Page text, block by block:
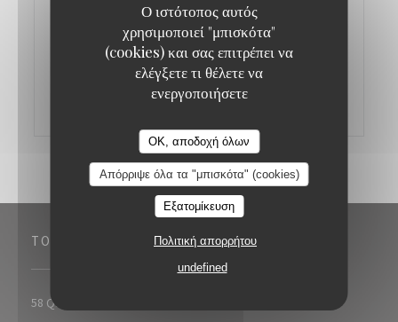
Ο ιστότοπος αυτός
χρησιμοποιεί "μπισκότα"
(cookies) και σας επιτρέπει να
ελέγξετε τι θέλετε να
ενεργοποιήσετε
OK, αποδοχή όλων
Απόρριψε όλα τα "μπισκότα" (cookies)
Εξατομίκευση
Πολιτική απορρήτου
undefined
ΤΟΠΟΘΕΣΊΑ
58 Quai Georges Gorse 92100 Boulogne Billancourt
((ανοίγει σε νέο